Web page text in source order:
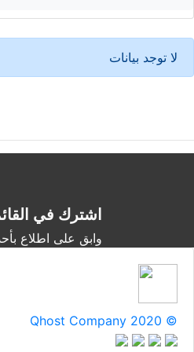
لا توجد بيانات
اشترك في
وابق على اطلاع
Qhost Company 2020 ©